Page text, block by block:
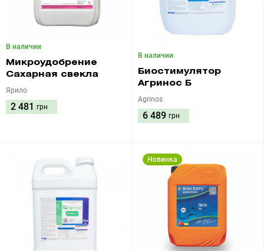
В наличии
Микроудобрение
Сахарная свекла
Ярило
2 481 грн
В наличии
Биостимулятор
Агринос Б
Agrinos
6 489 грн
Новинка